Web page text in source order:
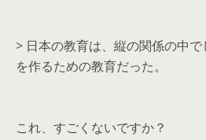
> 日本の教育は、縦の関係の中
を作るための教育だった。
これ、すごくないですか？